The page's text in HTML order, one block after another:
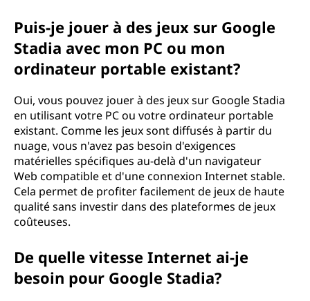
Puis-je jouer à des jeux sur Google
Stadia avec mon PC ou mon
ordinateur portable existant?
Oui, vous pouvez jouer à des jeux sur Google Stadia
en utilisant votre PC ou votre ordinateur portable
existant. Comme les jeux sont diffusés à partir du
nuage, vous n'avez pas besoin d'exigences
matérielles spécifiques au-delà d'un navigateur
Web compatible et d'une connexion Internet stable.
Cela permet de profiter facilement de jeux de haute
qualité sans investir dans des plateformes de jeux
coûteuses.
De quelle vitesse Internet ai-je
besoin pour Google Stadia?